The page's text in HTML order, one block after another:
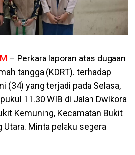
– Perkara laporan atas dugaan
tangga (KDRT). terhadap
(34) yang terjadi pada Selasa,
11.30 WIB di Jalan Dwikora
Kemuning, Kecamatan Bukit
Utara. Minta pelaku segera